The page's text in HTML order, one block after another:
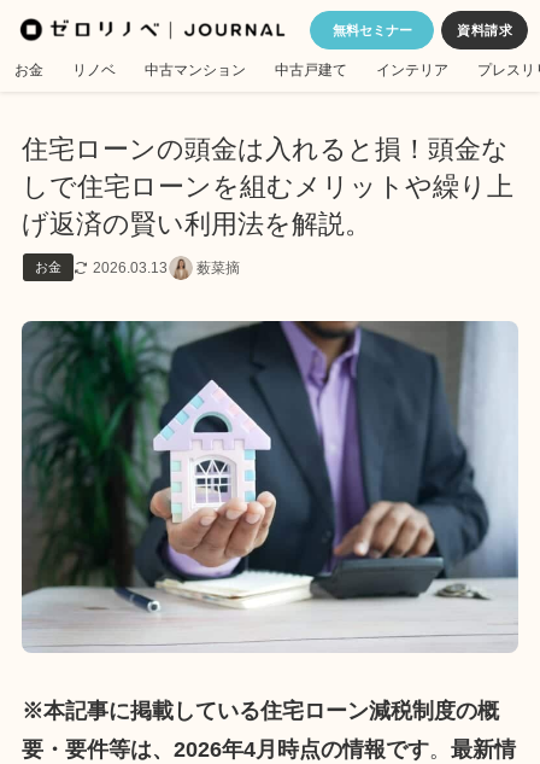
無料セミナー
お金 リノベ 中古マンション 中古戸建て インテリア プレスリ
住宅ローンの頭金は入れると損！頭金な
しで住宅ローンを組むメリットや繰り上
げ返済の賢い利用法を解説。
お金 2026.03.13 薮菜摘
※本記事に掲載している住宅ローン減税制度の概
要・要件等は、2026年4月時点の情報です。 最新情